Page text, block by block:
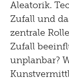
Aleatorik.
Zufall und
zentrale
Zufall
unplanbar?